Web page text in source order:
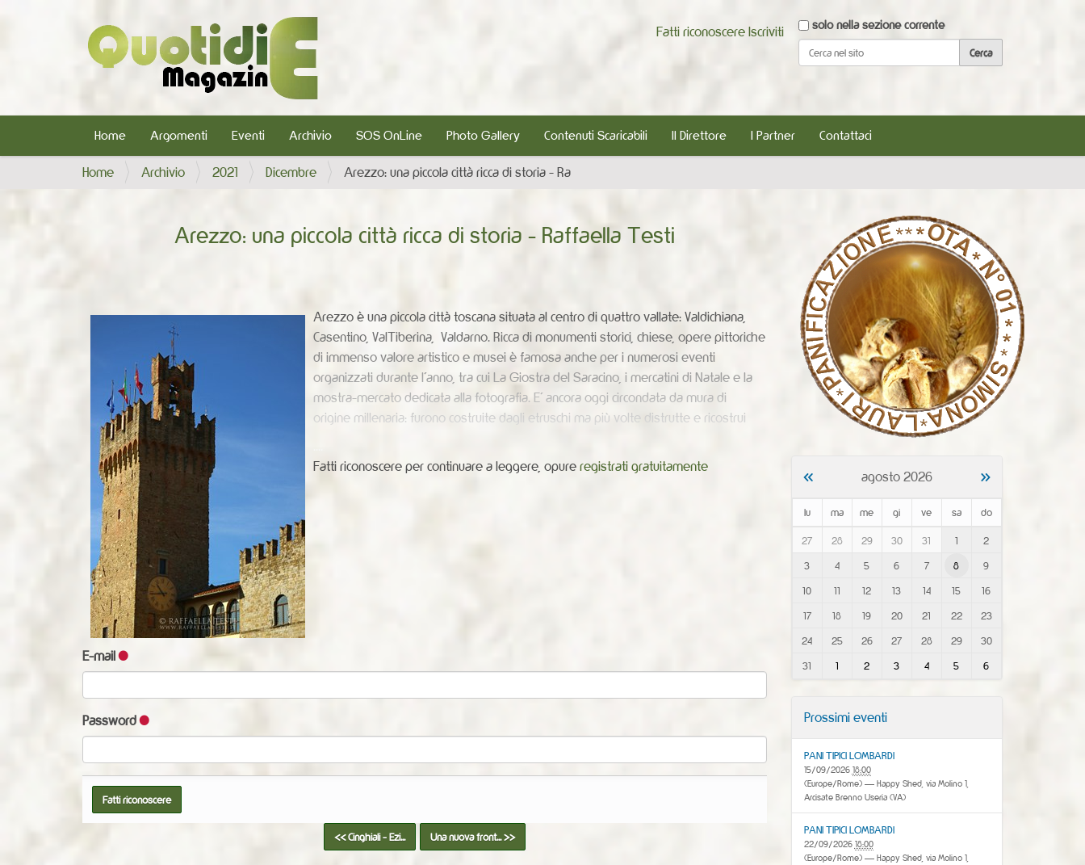
Cerca nel sito
solo nella sezione corrente
Fatti riconoscere Iscriviti
Home Argomenti Eventi Archivio SOS OnLine Photo Gallery Contenuti Scaricabili Il Direttore I Partner Contattaci
T
Home Archivio 2021 Dicembre Arezzo: una piccola città ricca di storia - Ra
Arezzo: una piccola città ricca di storia - Raffaella Testi
Arezzo è una piccola città toscana situata al centro di quattro vallate: Valdichiana,
Casentino, ValTiberina, Valdarno. Ricca di monumenti storici, chiese, opere pittoriche
di immenso valore artistico e musei è famosa anche per i numerosi eventi
organizzati durante l’anno, tra cui La Giostra del Saracino, i mercatini di Natale e la
mostra-mercato dedicata alla fotografia. E’ ancora oggi circondata da mura di
origine millenaria: furono costruite dagli etruschi ma più volte distrutte e ricostrui
Fatti riconoscere per continuare a leggere, opure registrati gratuitamente
E-mail
Password
<< Cinghiali - Ezi... Una nuova front... >>
« agosto 2026 »
lu ma me gi ve sa do
27 28 29 30 31 1
2
3
4 5 6 7 8
9
10
11 12 13 14 15
16
17
18 19 20 21 22
23
24
25 26 27 28 29
30
31
1 2 3 4 5 6
Prossimi eventi
PANI TIPICI LOMBARDI
15/09/2026 18:00
(Europe/Rome) — Happy Shed, via Molino 1,
Arcisate Brenno Useria (VA)
PANI TIPICI LOMBARDI
22/09/2026 18:00
(Europe/Rome) — Happy Shed, via Molino 1,